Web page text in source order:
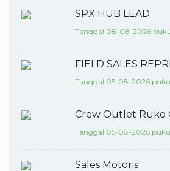
SPX HUB LEAD
Tanggal 08-08-2026
FIELD SALES
Tanggal 05-08-2026
Crew Outlet Ruko
Tanggal 05-08-2026
Sales Motoris